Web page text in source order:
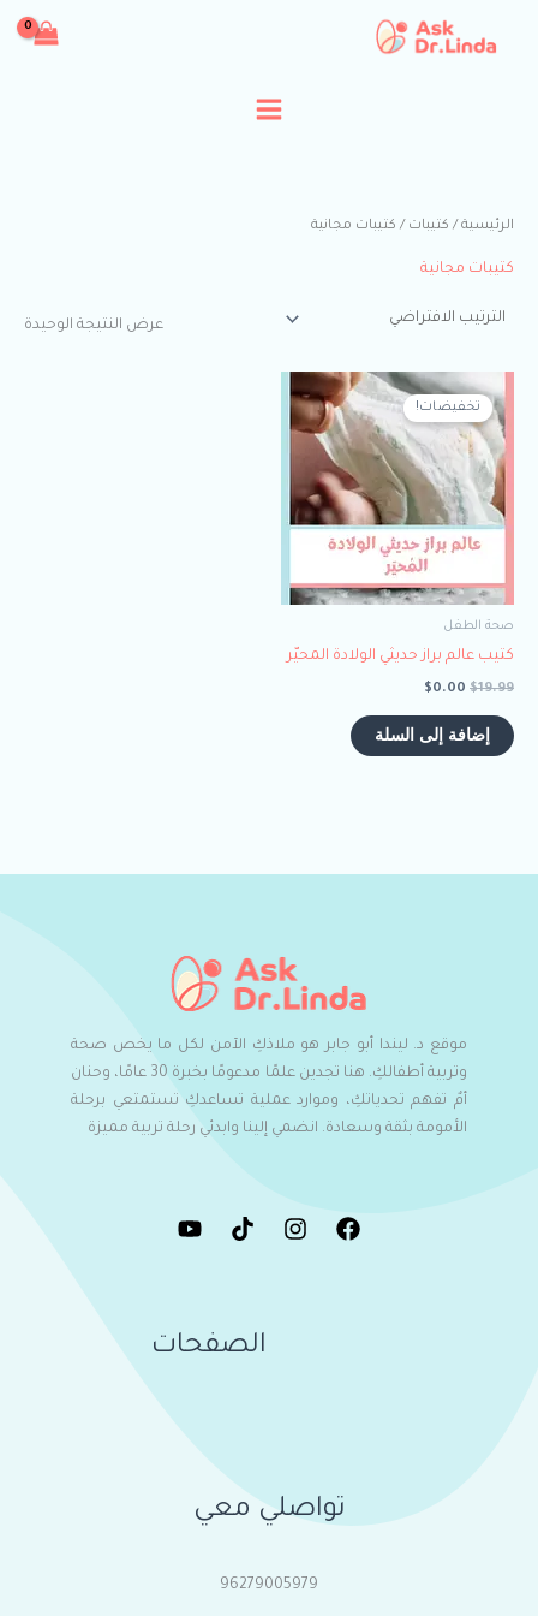
الرئيسية / كتيبات / كتيبات مجانية
كتيبات مجانية
عرض النتيجة الوحيدة
تخفيضات!
صحة الطفل
كتيب عالم براز حديثي الولادة المحيّر
$19.99
السعر
الأصلي
$19.99.
$0.00
السعر
الحالي
هو:
إضافة إلى السلة
موقع د. ليندا أبو جابر هو ملاذكِ الآمن لكل ما يخص صحة
وتربية أطفالكِ. هنا تجدين علمًا مدعومًا بخبرة 30 عامًا، وحنان
أمٌ تفهم تحدياتكِ، وموارد عملية تساعدكِ تستمتعي برحلة
الأمومة بثقة وسعادة. انضمي إلينا وابدئي رحلة تربية مميزة
الصفحات
تواصلي معي
96279005979